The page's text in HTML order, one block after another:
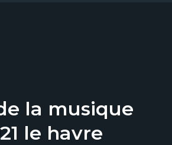
la musique
le havre